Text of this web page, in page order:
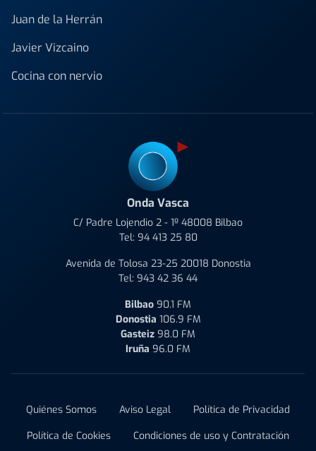
Juan de la Herrán
Javier Vizcaino
Cocina con nervio
Onda Vasca
C/ Padre Lojendio 2 - 1º 48008 Bilbao
Tel: 94 413 25 80
Avenida de Tolosa 23-25 20018 Donostia
Tel: 943 42 36 44
Bilbao 90.1 FM
Donostia 106.9 FM
Gasteiz 98.0 FM
Iruña 96.0 FM
Quiénes Somos Aviso Legal
Política de Privacidad
Política de Cookies
Condiciones de uso y Contratación